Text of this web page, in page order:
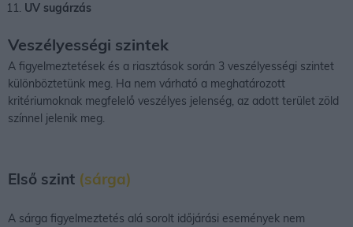
UV sugárzás
Veszélyességi szintek
A figyelmeztetések és a riasztások során 3 veszélyességi szintet
különböztetünk meg. Ha nem várható a meghatározott
kritériumoknak megfelelő veszélyes jelenség, az adott terület zöld
színnel jelenik meg.
Első szint (sárga)
A sárga figyelmeztetés alá sorolt időjárási események nem